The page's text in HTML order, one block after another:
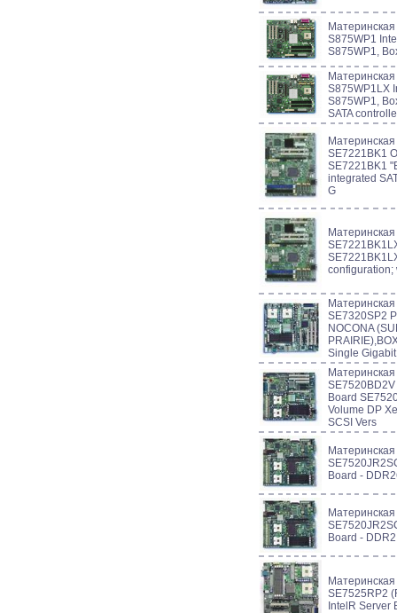
S875WP1
S875WP1,
S875WP1LX
S875WP1,
SATA
SE7221BK1
SE7221BK1
integrated
G
configuration;
SE7320SP2
NOCONA
Single Gigabit
Board
Volume DP
SCSI Vers
Board -
Board -
SE7525RP2
IntelR Server